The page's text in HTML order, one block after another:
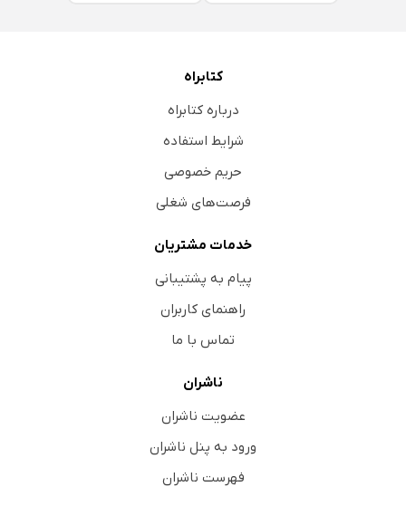
کتابراه
درباره کتابراه
شرایط استفاده
حریم خصوصی
فرصت‌های شغلی
خدمات مشتریان
پیام به پشتیبانی
راهنمای کاربران
تماس با ما
ناشران
عضویت ناشران
ورود به پنل ناشران
فهرست ناشران